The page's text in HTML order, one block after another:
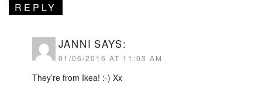
REPLY
JANNI SAYS:
01/06/2016 AT 11:03 AM
They’re from Ikea! :-) Xx